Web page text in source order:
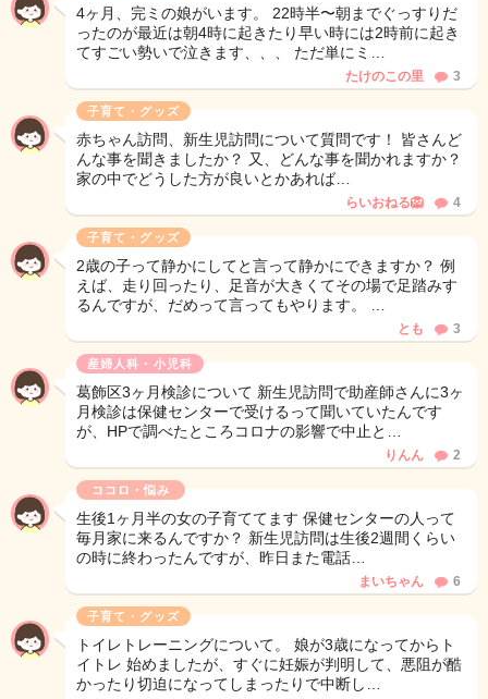
4ヶ月、完ミの娘がいます。 22時半〜朝までぐっすりだ
ったのが最近は朝4時に起きたり早い時には2時前に起き
てすごい勢いで泣きます、、、 ただ単にミ…
たけのこの里 3
子育て・グッズ
赤ちゃん訪問、新生児訪問について質問です！ 皆さんど
んな事を聞きましたか？ 又、どんな事を聞かれますか？
家の中でどうした方が良いとかあれば…
らいおねる🦁 4
子育て・グッズ
2歳の子って静かにしてと言って静かにできますか？ 例
えば、走り回ったり、足音が大きくてその場で足踏みす
るんですが、だめって言ってもやります。 …
とも 3
産婦人科・小児科
葛飾区3ヶ月検診について 新生児訪問で助産師さんに3ヶ
月検診は保健センターで受けるって聞いていたんです
が、HPで調べたところコロナの影響で中止と…
りんん 2
ココロ・悩み
生後1ヶ月半の女の子育ててます 保健センターの人って
毎月家に来るんですか？ 新生児訪問は生後2週間くらい
の時に終わったんですが、昨日また電話…
まいちゃん 6
子育て・グッズ
トイレトレーニングについて。 娘が3歳になってからト
イトレ 始めましたが、すぐに妊娠が判明して、悪阻が酷
かったり切迫になってしまったりで中断し…